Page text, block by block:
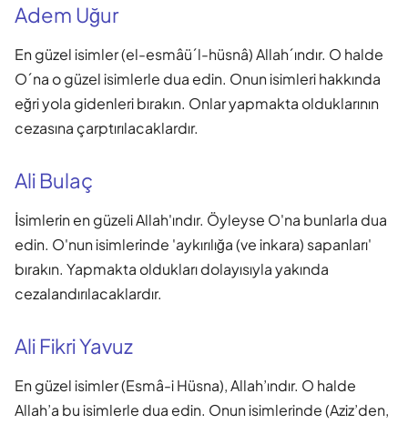
Adem Uğur
En güzel isimler (el-esmâü´l-hüsnâ) Allah´ındır. O halde
O´na o güzel isimlerle dua edin. Onun isimleri hakkında
eğri yola gidenleri bırakın. Onlar yapmakta olduklarının
cezasına çarptırılacaklardır.
Ali Bulaç
İsimlerin en güzeli Allah'ındır. Öyleyse O'na bunlarla dua
edin. O'nun isimlerinde 'aykırılığa (ve inkara) sapanları'
bırakın. Yapmakta oldukları dolayısıyla yakında
cezalandırılacaklardır.
Ali Fikri Yavuz
En güzel isimler (Esmâ-i Hüsna), Allah’ındır. O halde
Allah’a bu isimlerle dua edin. Onun isimlerinde (Aziz’den,